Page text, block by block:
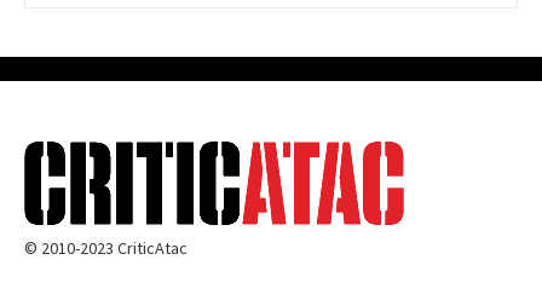
© 2010-2023 CriticAtac